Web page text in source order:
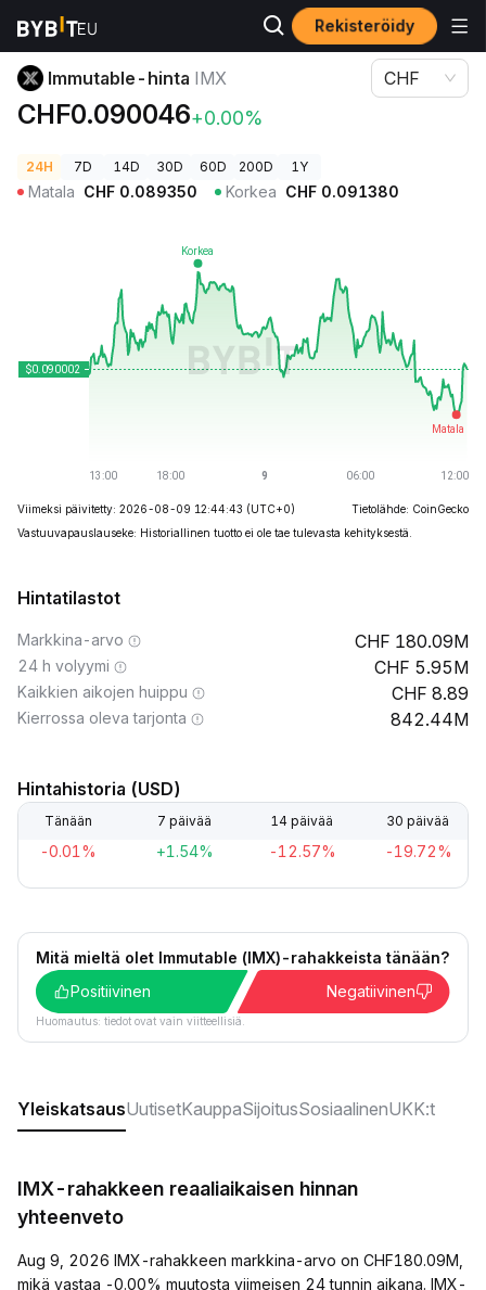
Rekisteröidy
Kryptohinnat
Immutable-hinta IMX
CHF0.090046+0.00%
CHF
24H 7D 14D 30D 60D 200D 1Y
Matala CHF 0.089350 Korkea CHF 0.091380
Viimeksi päivitetty: 2026-08-09 12:44:43 (UTC+0)
Tietolähde: CoinGecko
Vastuuvapauslauseke: Historiallinen tuotto ei ole tae tulevasta kehityksestä.
Hintatilastot
Markkina-arvo 180.09M
24 h volyymi 5.95M
Kaikkien aikojen huippu 8.89
Kierrossa oleva tarjonta 842.44M
Hintahistoria (USD)
Tänään 7 päivää 14 päivää 30 päivää
-0.01% +1.54% -12.57% -19.72%
Mitä mieltä olet Immutable (IMX)-rahakkeista tänään?
Positiivinen
Negatiivinen
Huomautus: tiedot ovat vain viitteellisiä.
YleiskatsausUutisetKauppaSijoitusSosiaalinenUKK:t
IMX-rahakkeen reaaliaikaisen hinnan
yhteenveto
Aug 9, 2026 IMX-rahakkeen markkina-arvo on CHF180.09M,
mikä vastaa -0.00% muutosta viimeisen 24 tunnin aikana. IMX-